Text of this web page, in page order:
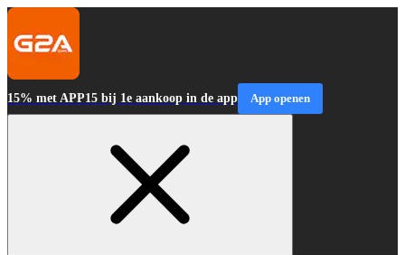
15% met APP15 bij 1e aankoop in de app App openen